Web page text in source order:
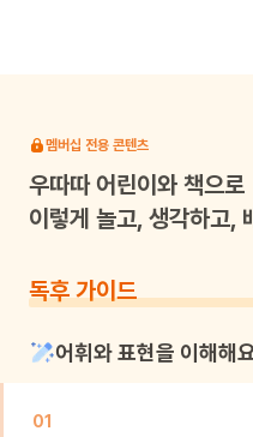
멤버십 전용 콘텐츠
우따따어린이와 책으로
이렇게 놀고, 생각하고,
독후 가이드
어휘와 표현을 이해해
01